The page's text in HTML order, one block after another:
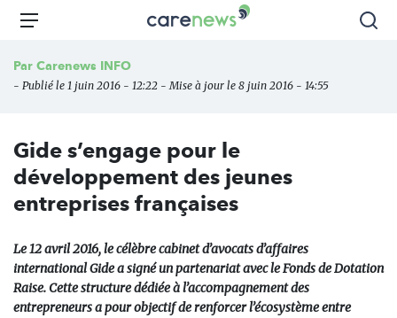
Aller
principal
Carenews,
des
l'engagement
Menu
Par Carenews INFO
- Publié le 1 juin 2016 - 12:22 - Mise à jour le 8 juin 2016 - 14:55
Gide s’engage pour le
développement des jeunes
entreprises françaises
Le 12 avril 2016, le célèbre cabinet d’avocats d’affaires
international Gide a signé un partenariat avec le Fonds de Dotation
Raise. Cette structure dédiée à l’accompagnement des
entrepreneurs a pour objectif de renforcer l’écosystème entre